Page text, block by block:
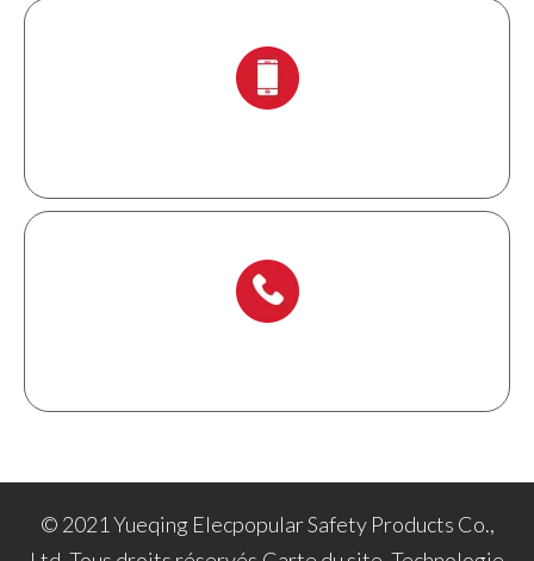
© 2021 Yueqing Elecpopular Safety Products Co.,